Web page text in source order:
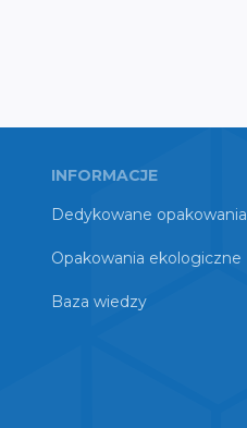
INFORMACJE
Dedykowane opakowania
Opakowania ekologiczne
Baza wiedzy